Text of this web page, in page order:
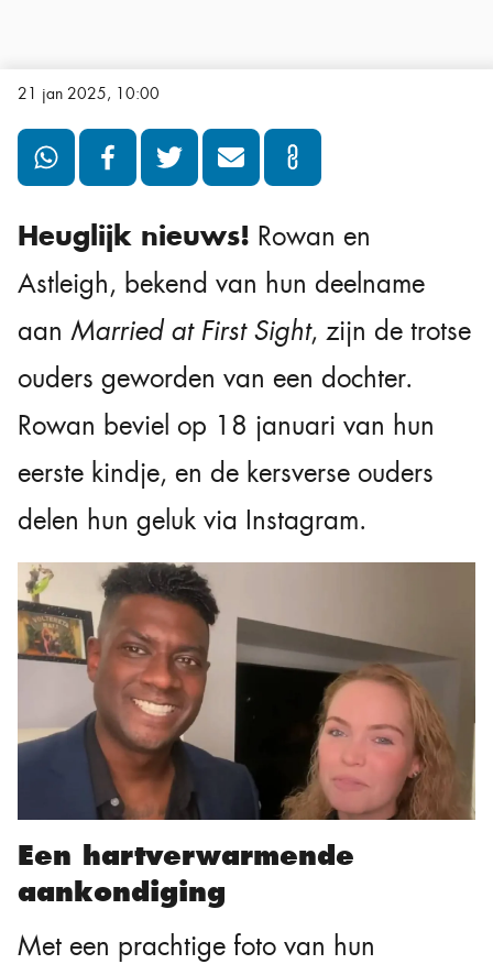
21 jan 2025, 10:00
Heuglijk nieuws! Rowan en
Astleigh, bekend van hun deelname
aan Married at First Sight, zijn de trotse
ouders geworden van een dochter.
Rowan beviel op 18 januari van hun
eerste kindje, en de kersverse ouders
delen hun geluk via Instagram.
Een hartverwarmende
aankondiging
Met een prachtige foto van hun